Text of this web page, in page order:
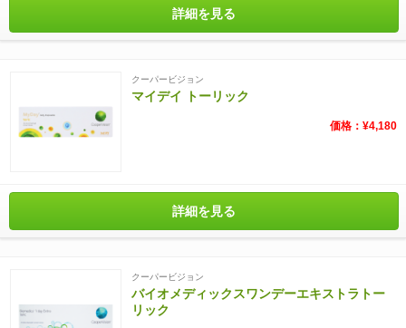
詳細を見る
クーパービジョン
マイデイ トーリック
価格：¥4,180
詳細を見る
クーパービジョン
バイオメディックスワンデーエキストラトー
リック